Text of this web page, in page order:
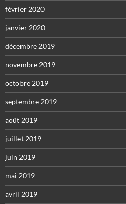
février 2020
janvier 2020
décembre 2019
novembre 2019
octobre 2019
septembre 2019
août 2019
juillet 2019
juin 2019
mai 2019
avril 2019